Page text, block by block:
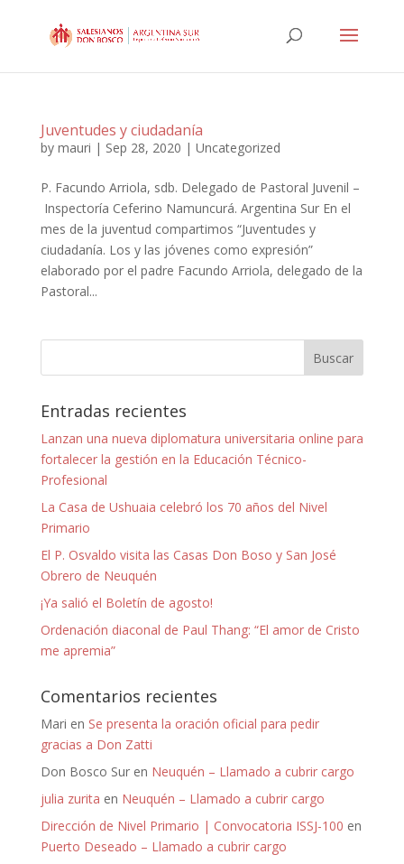
Juventudes y ciudadanía
by mauri | Sep 28, 2020 | Uncategorized
P. Facundo Arriola, sdb. Delegado de Pastoral Juvenil –
Inspectoría Ceferino Namuncurá. Argentina Sur En el
mes de la juventud compartimos “Juventudes y
ciudadanía. Los y las jóvenes como expresión”
elaborado por el padre Facundo Arriola, delegado de la
Pastoral...
Entradas recientes
Lanzan una nueva diplomatura universitaria online para
fortalecer la gestión en la Educación Técnico-
Profesional
La Casa de Ushuaia celebró los 70 años del Nivel
Primario
El P. Osvaldo visita las Casas Don Boso y San José
Obrero de Neuquén
¡Ya salió el Boletín de agosto!
Ordenación diaconal de Paul Thang: “El amor de Cristo
me apremia”
Comentarios recientes
Mari en Se presenta la oración oficial para pedir
gracias a Don Zatti
Don Bosco Suren Neuquén – Llamado a cubrir cargo
julia zurita en Neuquén – Llamado a cubrir cargo
Dirección de Nivel Primario | Convocatoria ISSJ-100 en
Puerto Deseado – Llamado a cubrir cargo